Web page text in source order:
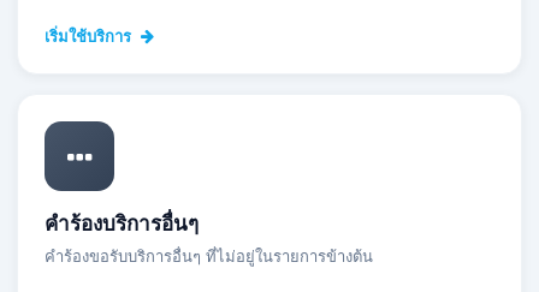
เริ่มใช้บริการ
คำร้องบริการอื่นๆ
คำร้องขอรับบริการอื่นๆ ที่ไม่อยู่ในรายการข้างต้น